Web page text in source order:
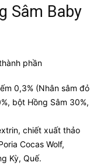
Sâm Baby
phần
0,3% (Nhân sâm đỏ
bột Hồng Sâm 30%,
chiết xuất thảo
Cocas Wolf,
Kỳ, Quế.